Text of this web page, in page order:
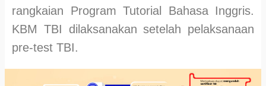
rangkaian Program Tutorial Bahasa Inggris.
KBM TBI dilaksanakan setelah pelaksanaan
pre-test TBI.